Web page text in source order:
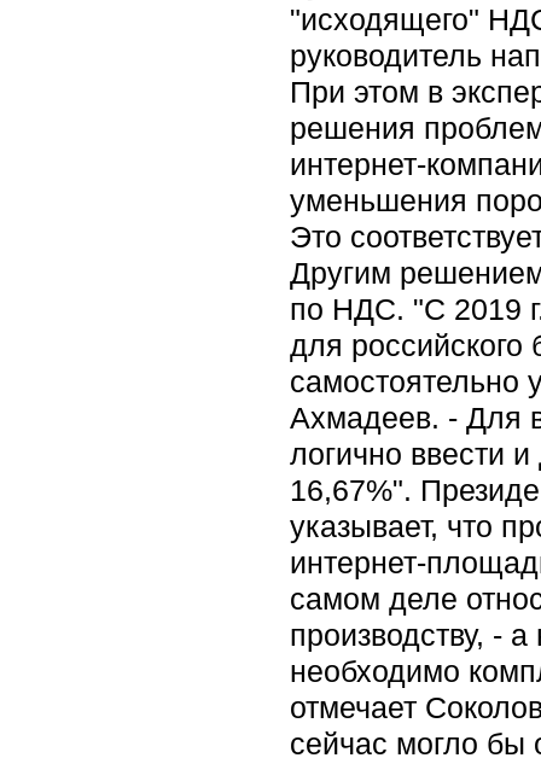
"исходящего"
руководитель
При этом в
решения
интернет-
уменьшения
Это
Другим
по НДС. "С 2019
для российского
самостоятельно
Ахмадеев. - Для
логично ввести
16,67%".
указывает, что
интернет-
самом деле
производству, -
необходимо
отмечает
сейчас могло бы